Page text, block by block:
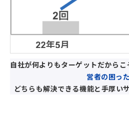
自社が何よりもターゲットだからこ
営者の困った
どちらも解決できる機能と手厚い